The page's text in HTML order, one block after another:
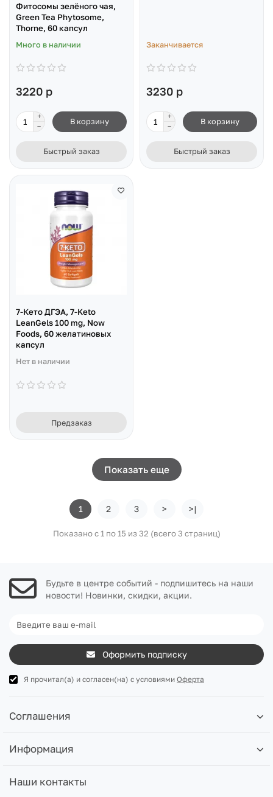
Фитосомы зелёного чая,
Green Tea Phytosome,
Thorne, 60 капсул
Много в наличии
3220 р
В корзину
Быстрый заказ
Заканчивается
3230 р
В корзину
Быстрый заказ
7-Кето ДГЭА, 7-Keto
LeanGels 100 mg, Now
Foods, 60 желатиновых
капсул
Нет в наличии
Предзаказ
Показать еще
1 2 3 > >|
Показано с 1 по 15 из 32 (всего 3 страниц)
Будьте в центре событий - подпишитесь на наши
новости! Новинки, скидки, акции.
Оформить подписку
Я прочитал(а) и согласен(на) с условиями Оферта
Соглашения
Информация
Наши контакты